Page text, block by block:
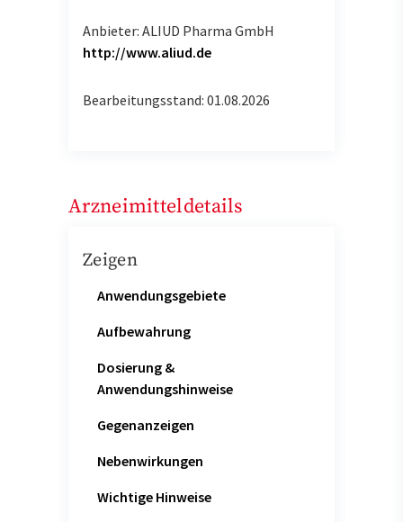
Anbieter: ALIUD Pharma GmbH
http://www.aliud.de
Bearbeitungsstand: 01.08.2026
Arzneimitteldetails
Zeigen
Anwendungsgebiete
Aufbewahrung
Dosierung &
Anwendungshinweise
Gegenanzeigen
Nebenwirkungen
Wichtige Hinweise